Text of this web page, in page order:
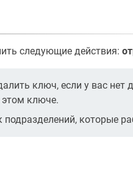
следующие действия:
ключ, если у вас нет
ключе.
подразделений, которые